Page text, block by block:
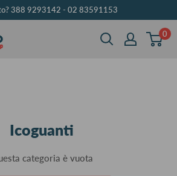
388 9293142 - 02 83591153
0
Icoguanti
categoria è vuota